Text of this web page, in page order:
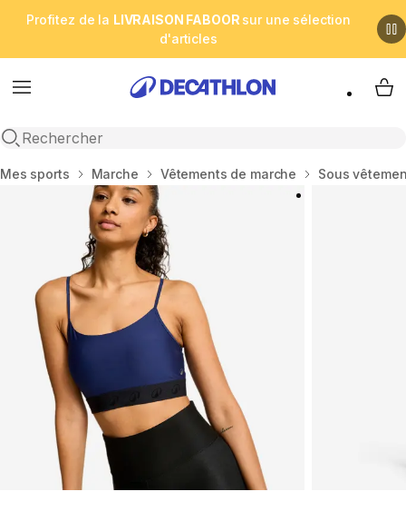
Profitez de la LIVRAISON FABOOR sur une sélection
d'articles
Menu
Open search
My
Accueil
Mes sports Marche Vêtements de marche Sous